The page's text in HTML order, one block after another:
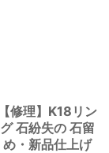
【修理】K18リン
グ 石紛失の 石留
め・新品仕上げ